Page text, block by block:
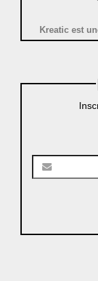
Kreatic est
- 10 minutes de
- 10 minutes de
Une agence se
- 20 minutes de
Contactez
de sites